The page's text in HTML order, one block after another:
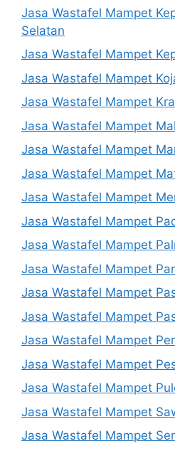
Jasa Wastafel Mampet
Selatan
Jasa Wastafel Mampet
Jasa Wastafel Mampet
Jasa Wastafel Mampet
Jasa Wastafel Mampet
Jasa Wastafel Mampet
Jasa Wastafel Mampet
Jasa Wastafel Mampet
Jasa Wastafel Mampet
Jasa Wastafel Mampet
Jasa Wastafel Mampet
Jasa Wastafel Mampet
Jasa Wastafel Mampet
Jasa Wastafel Mampet
Jasa Wastafel Mampet
Jasa Wastafel Mampet
Jasa Wastafel Mampet
Jasa Wastafel Mampet